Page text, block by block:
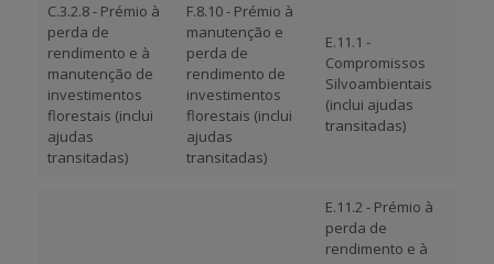
C.3.2.8 - Prémio à
perda de
rendimento e à
manutenção de
investimentos
florestais (inclui
ajudas
transitadas)
F.8.10 - Prémio à
manutenção e
perda de
rendimento de
investimentos
florestais (inclui
ajudas
transitadas)
E.11.1 -
Compromissos
Silvoambientais
(inclui ajudas
transitadas)
E.11.2 - Prémio à
perda de
rendimento e à